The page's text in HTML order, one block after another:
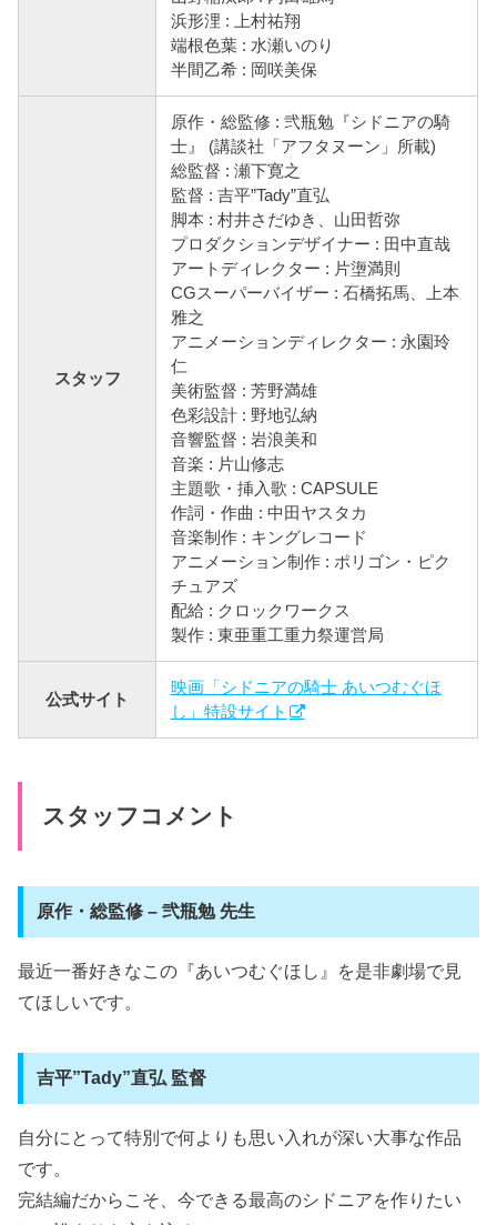
浜形浬 : 上村祐翔
端根色葉 : 水瀬いのり
半間乙希 : 岡咲美保
スタッフ
原作・総監修 : 弐瓶勉『シドニアの騎
士』 (講談社「アフタヌーン」所載)
総監督 : 瀬下寛之
監督 : 吉平”Tady”直弘
脚本 : 村井さだゆき、山田哲弥
プロダクションデザイナー : 田中直哉
アートディレクター : 片塰満則
CGスーパーバイザー : 石橋拓馬、上本
雅之
アニメーションディレクター : 永園玲
仁
美術監督 : 芳野満雄
色彩設計 : 野地弘納
音響監督 : 岩浪美和
音楽 : 片山修志
主題歌・挿入歌 : CAPSULE
作詞・作曲 : 中田ヤスタカ
音楽制作 : キングレコード
アニメーション制作 : ポリゴン・ピク
チュアズ
配給 : クロックワークス
製作 : 東亜重工重力祭運営局
公式サイト
映画「シドニアの騎士 あいつむぐほ
し」特設サイト
スタッフコメント
原作・総監修 – 弐瓶勉 先生
最近一番好きなこの『あいつむぐほし』を是非劇場で見
てほしいです。
吉平”Tady”直弘 監督
自分にとって特別で何よりも思い入れが深い大事な作品
です。
完結編だからこそ、今できる最高のシドニアを作りたい